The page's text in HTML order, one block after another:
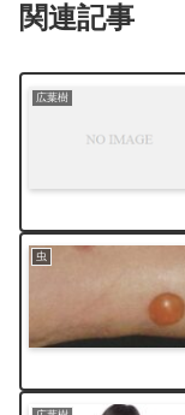
関連記事
広葉樹
虫